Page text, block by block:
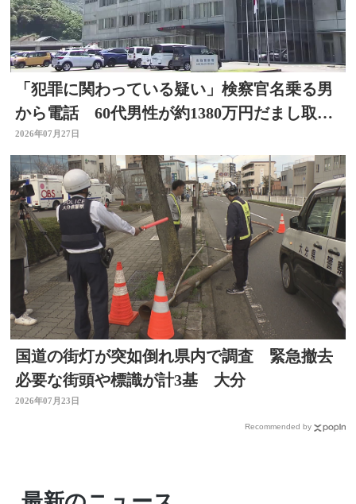
「犯罪に関わっている疑い」検察官名乗る男
から電話 60代男性が約1380万円だまし取ら
れる 大分
2026年07月27日
国道の街灯が突如倒れ県内で調査 緊急撤去
必要な街頭や標識が計3基 大分
2026年07月23日
Recommended by